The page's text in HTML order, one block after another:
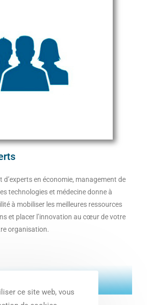
d’experts en économie, management de
technologies et médecine donne à
à mobiliser les meilleures ressources
et placer l’innovation au cœur de votre
organisation.
ce site web, vous